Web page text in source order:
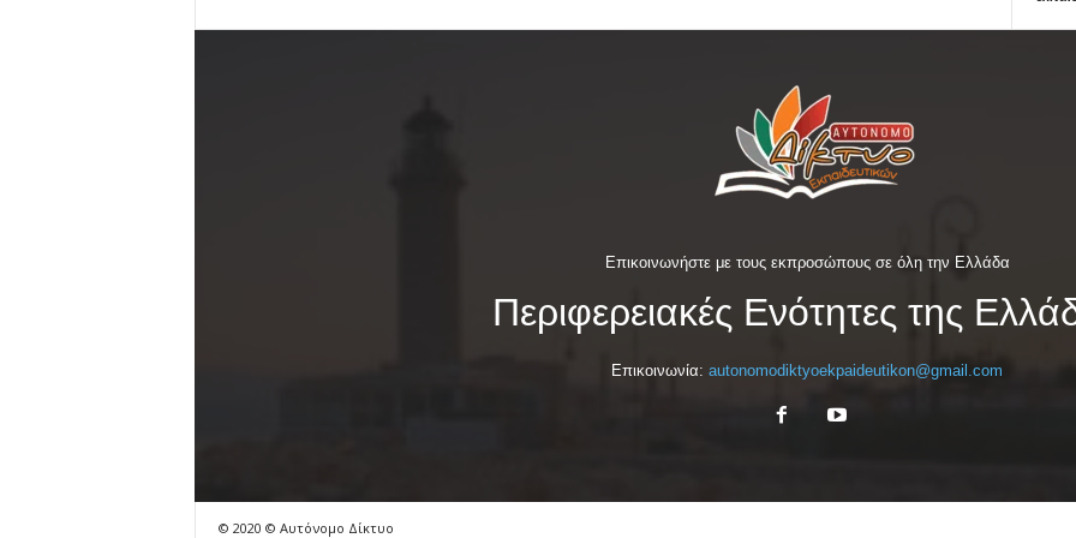
Επικοινωνήστε με τους εκπροσώπους σε όλη την Ελλάδα
Περιφερειακές Ενότητες της
Επικοινωνία: autonomodiktyoekpaideutikon@gmail.com
© 2020 © Αυτόνομο Δίκτυο